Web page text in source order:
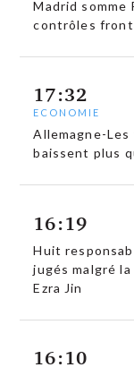
Madrid somme
contrôles
17:32
ECONOMIE
Allemagne-
baissent plus
16:19
Huit
jugés malgré
Ezra Jin
16:10